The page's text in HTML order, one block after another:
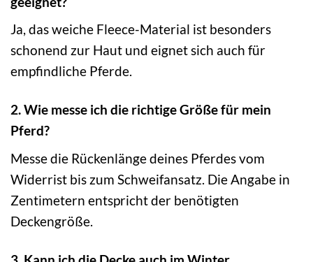
Ja, das weiche Fleece-Material ist besonders
schonend zur Haut und eignet sich auch für
empfindliche Pferde.
2. Wie messe ich die richtige Größe für mein
Pferd?
Messe die Rückenlänge deines Pferdes vom
Widerrist bis zum Schweifansatz. Die Angabe in
Zentimetern entspricht der benötigten
Deckengröße.